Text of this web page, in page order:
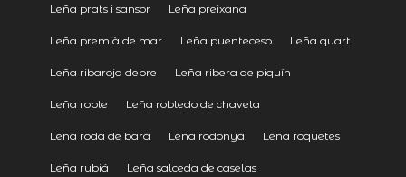
Leña prats i sansor Leña preixana
Leña premià de mar Leña puenteceso Leña quart
Leña ribaroja debre Leña ribera de piquín
Leña roble Leña robledo de chavela
Leña roda de barà Leña rodonyà Leña roquetes
Leña rubiá Leña salceda de caselas